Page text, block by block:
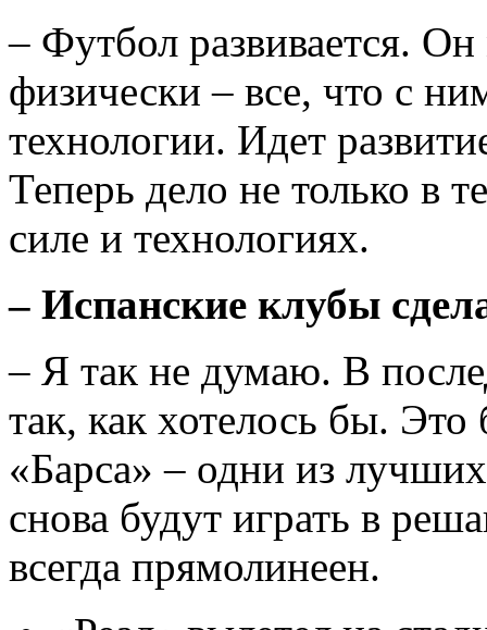
– Футбол развивается.
физически – все, что с
технологии. Идет
Теперь дело не только в
силе и технологиях.
– Испанские клубы
– Я так не думаю. В
так, как хотелось бы.
«Барса» – одни из
снова будут играть в
всегда прямолинеен.